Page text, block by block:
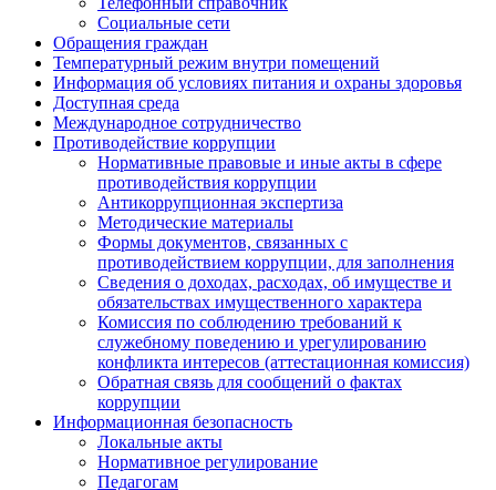
Социальные сети
Обращения граждан
Температурный режим внутри помещений
Информация об условиях питания и охраны здоровья
Доступная среда
Международное сотрудничество
Противодействие коррупции
Нормативные правовые и иные акты в сфере
противодействия коррупции
Антикоррупционная экспертиза
Методические материалы
Формы документов, связанных с
противодействием коррупции, для заполнения
Сведения о доходах, расходах, об имуществе и
обязательствах имущественного характера
Комиссия по соблюдению требований к
служебному поведению и урегулированию
конфликта интересов (аттестационная комиссия)
Обратная связь для сообщений о фактах
коррупции
Информационная безопасность
Локальные акты
Нормативное регулирование
Педагогам